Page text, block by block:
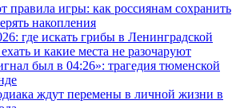
правила игры: как россиянам сохранить
накопления
где искать грибы в Ленинградской
и какие места не разочаруют
был в 04:26»: трагедия тюменской
ждут перемены в личной жизни в